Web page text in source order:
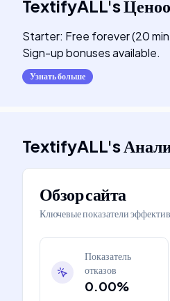
TextifyALL's
Starter: Free forever (20
Sign-up bonuses available.
Узнать больше
TextifyALL's
Обзор сайта
Ключевые показатели
Показатель
отказов
0.00%